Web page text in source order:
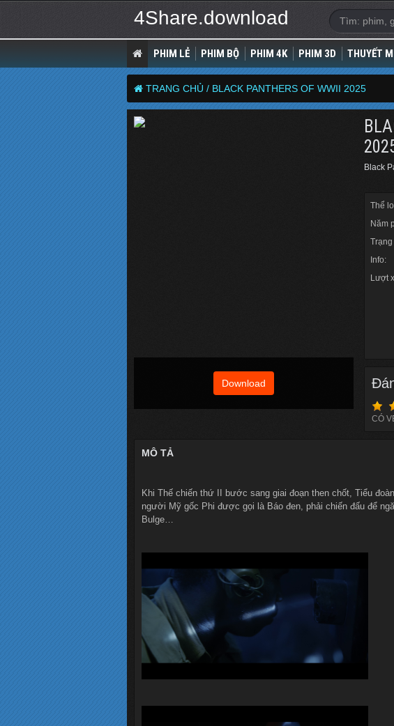
4Share.download
PHIM LẺ PHIM BỘ PHIM 4K PHIM 3D THUYẾT
TRANG CHỦ / BLACK PANTHERS OF WWII 2025
Download
Black
Thể
Năm
Trạng
Info:
Lượt
CÓ
MÔ TẢ
Khi Thế chiến thứ II bước sang giai đoạn then chốt, Tiểu
người Mỹ gốc Phi được gọi là Báo đen, phải chiến đấu để
Bulge…